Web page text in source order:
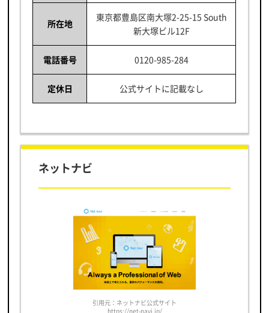
所在地
東京都豊島区南大塚2-25-15 South
新大塚ビル12F
電話番号 0120-985-284
定休日 公式サイトに記載なし
ネットナビ
引用元：ネットナビ公式サイト
https://net-navi.jp/